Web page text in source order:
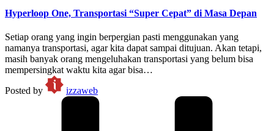
Hyperloop One, Transportasi “Super Cepat” di Masa Depan
Setiap orang yang ingin berpergian pasti menggunakan yang
namanya transportasi, agar kita dapat sampai ditujuan. Akan tetapi,
masih banyak orang mengeluhakan transportasi yang belum bisa
mempersingkat waktu kita agar bisa…
Posted by
izzaweb